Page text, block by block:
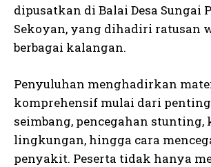
dipusatkan di Balai Desa Sungai
Sekoyan, yang dihadiri ratusan
berbagai kalangan.
Penyuluhan menghadirkan
komprehensif mulai dari
seimbang, pencegahan stunting,
lingkungan, hingga cara
penyakit. Peserta tidak hanya